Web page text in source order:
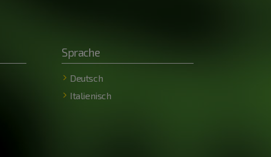
Sprache
Deutsch
Italienisch